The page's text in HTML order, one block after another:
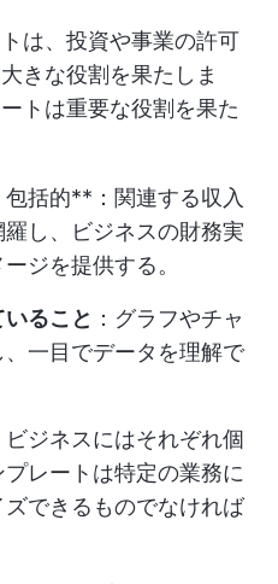
は、投資や事業の許可
きな役割を果たしま
トは重要な役割を果た
包括的**：関連する収入
し、ビジネスの財務実
ジを提供する。
ること ：グラフやチャ
一目でデータを理解で
ビジネスにはそれぞれ個
レートは特定の業務に
できるものでなければ